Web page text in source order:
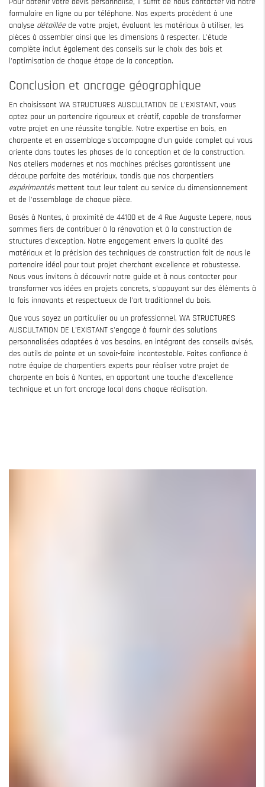
formulaire en ligne ou par téléphone. Nos experts procèdent à une
analyse détailléede votre projet, évaluant les matériaux à utiliser, les
pièces à assembler ainsi que les dimensions à respecter. L'étude
complète inclut également des conseils sur le choix des bois et
l'optimisation de chaque étape de la conception.
Conclusion et ancrage géographique
En choisissant WA STRUCTURES AUSCULTATION DE L'EXISTANT, vous
optez pour un partenaire rigoureux et créatif, capable de transformer
votre projet en une réussite tangible. Notre expertise en bois, en
charpente et en assemblage s'accompagne d'un guide complet qui vous
oriente dans toutes les phases de la conception et de la construction.
Nos ateliers modernes et nos machines précises garantissent une
découpe parfaite des matériaux, tandis que nos charpentiers
expérimentésmettent tout leur talent au service du dimensionnement
et de l'assemblage de chaque pièce.
Basés à Nantes, à proximité de 44100 et de 4 Rue Auguste Lepere, nous
sommes fiers de contribuer à la rénovation et à la construction de
structures d'exception. Notre engagement envers la qualité des
matériaux et la précision des techniques de construction fait de nous le
partenaire idéal pour tout projet cherchant excellence et robustesse.
Nous vous invitons à découvrir notre guide et à nous contacter pour
transformer vos idées en projets concrets, s'appuyant sur des éléments à
la fois innovants et respectueux de l'art traditionnel du bois.
Que vous soyez un particulier ou un professionnel, WA STRUCTURES
AUSCULTATION DE L'EXISTANT s'engage à fournir des solutions
personnalisées adaptées à vos besoins, en intégrant des conseils avisés,
des outils de pointe et un savoir-faire incontestable. Faites confiance à
notre équipe de charpentiers experts pour réaliser votre projet de
charpente en bois à Nantes, en apportant une touche d'excellence
technique et un fort ancrage local dans chaque réalisation.